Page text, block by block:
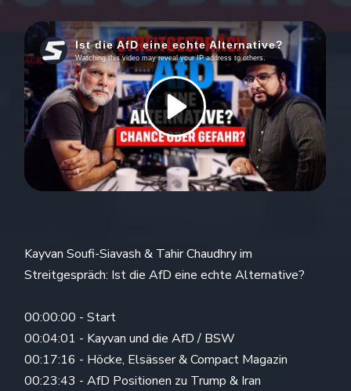
Kayvan Soufi-Siavash & Tahir Chaudhry im
Streitgespräch: Ist die AfD eine echte Alternative?
00:00:00 - Start
00:04:01 - Kayvan und die AfD / BSW
00:17:16 - Höcke, Elsässer & Compact Magazin
00:23:43 - AfD Positionen zu Trump & Iran